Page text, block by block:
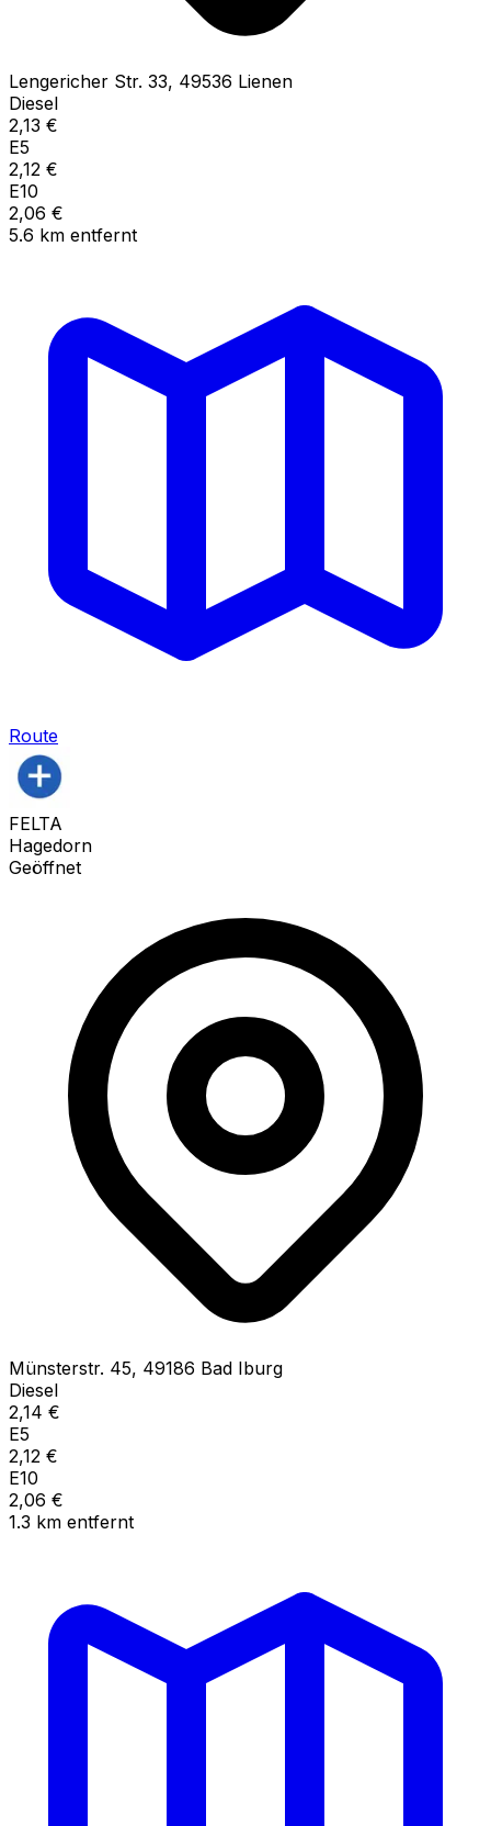
Lengericher Str. 33, 49536 Lienen
Diesel
2,13 €
E5
2,12 €
E10
2,06 €
5.6 km entfernt
Route
FELTA
Hagedorn
Geöffnet
Münsterstr. 45, 49186 Bad Iburg
Diesel
2,14 €
E5
2,12 €
E10
2,06 €
1.3 km entfernt